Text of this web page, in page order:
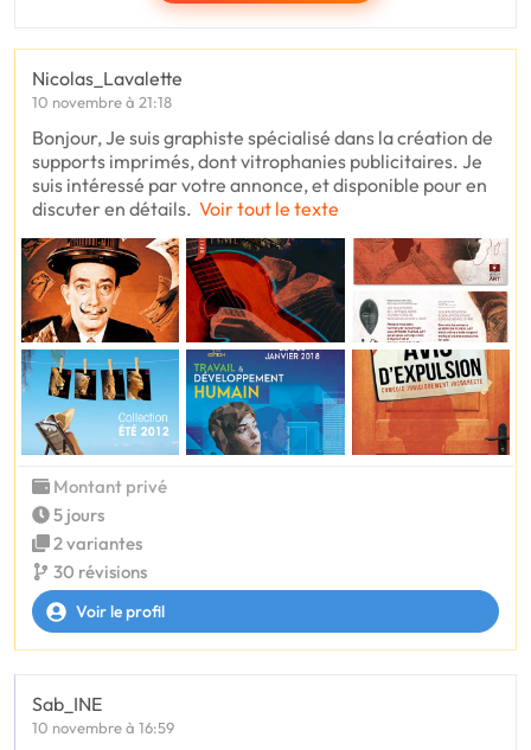
Nicolas_Lavalette
10 novembre à 21:18
Bonjour, Je suis graphiste spécialisé dans la création de
supports imprimés, dont vitrophanies publicitaires. Je
suis intéressé par votre annonce, et disponible pour en
discuter en détails. Voir tout le texte
Montant privé
5 jours
2 variantes
30 révisions
Voir le profil
Sab_INE
10 novembre à 16:59